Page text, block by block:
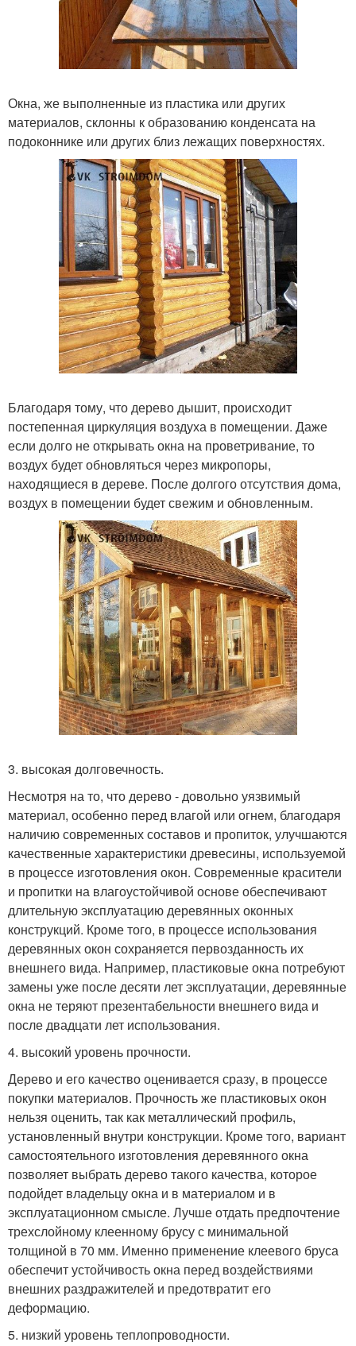
Окна, же выполненные из пластика или других
материалов, склонны к образованию конденсата на
подоконнике или других близ лежащих поверхностях.
Благодаря тому, что дерево дышит, происходит
постепенная циркуляция воздуха в помещении. Даже
если долго не открывать окна на проветривание, то
воздух будет обновляться через микропоры,
находящиеся в дереве. После долгого отсутствия дома,
воздух в помещении будет свежим и обновленным.
3. высокая долговечность.
Несмотря на то, что дерево - довольно уязвимый
материал, особенно перед влагой или огнем, благодаря
наличию современных составов и пропиток, улучшаются
качественные характеристики древесины, используемой
в процессе изготовления окон. Современные красители
и пропитки на влагоустойчивой основе обеспечивают
длительную эксплуатацию деревянных оконных
конструкций. Кроме того, в процессе использования
деревянных окон сохраняется первозданность их
внешнего вида. Например, пластиковые окна потребуют
замены уже после десяти лет эксплуатации, деревянные
окна не теряют презентабельности внешнего вида и
после двадцати лет использования.
4. высокий уровень прочности.
Дерево и его качество оценивается сразу, в процессе
покупки материалов. Прочность же пластиковых окон
нельзя оценить, так как металлический профиль,
установленный внутри конструкции. Кроме того, вариант
самостоятельного изготовления деревянного окна
позволяет выбрать дерево такого качества, которое
подойдет владельцу окна и в материалом и в
эксплуатационном смысле. Лучше отдать предпочтение
трехслойному клеенному брусу с минимальной
толщиной в 70 мм. Именно применение клеевого бруса
обеспечит устойчивость окна перед воздействиями
внешних раздражителей и предотвратит его
деформацию.
5. низкий уровень теплопроводности.